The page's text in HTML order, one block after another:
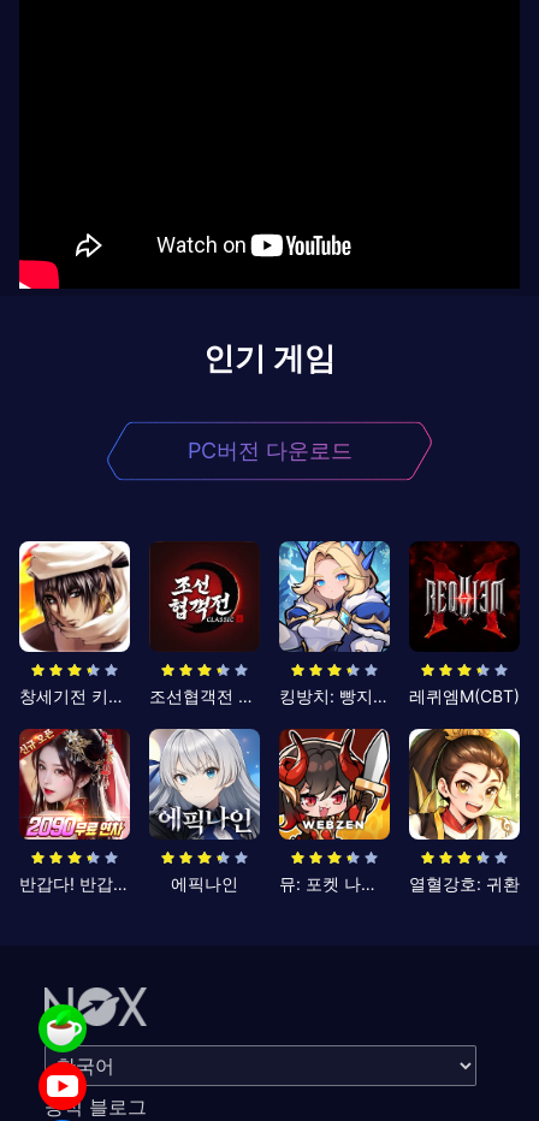
인기 게임
PC버전 다운로드
창세기전 키우기 조선협객전 클래식 킹방치: 빵지의 제왕 레퀴엠M(CBT)
반갑다! 반갑삼국지 에픽나인 뮤: 포켓 나이츠 열혈강호: 귀환
공식 블로그